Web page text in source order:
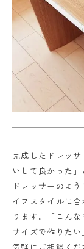
完成したドレッ
いして良かった
ドレッサーのよ
イフスタイルに
ります。「こん
サイズで作りた